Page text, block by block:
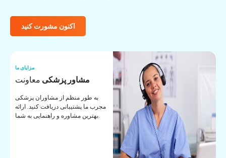
اکنون مشورت کنید
مزایای ما
مشاور پزشکی معاونت
به طور منظم از مشاوران پزشکی
مجرب ما پشتیبانی دریافت کنید. ارائه
بهترین مشاوره و راهنمایی به شما.